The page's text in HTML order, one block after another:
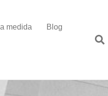
medida Blog